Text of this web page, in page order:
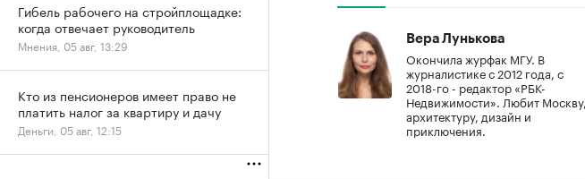
Вера Лунькова
Окончила журфак МГУ. В
журналистике с 2012 года, с
2018-го - редактор «РБК-
Недвижимости». Любит Москву,
архитектуру, дизайн и
приключения.
Гибель рабочего на стройплощадке:
когда отвечает руководитель
Мнения, 05 авг, 13:29
Кто из пенсионеров имеет право не
платить налог за квартиру и дачу
Деньги, 05 авг, 12:15